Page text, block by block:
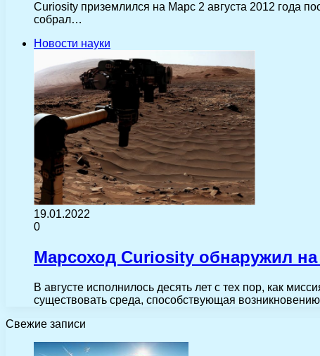
Curiosity приземлился на Марс 2 августа 2012 года
собрал…
Новости науки
19.01.2022
0
Марсоход Curiosity обнаружил
В августе исполнилось десять лет с тех пор, как
существовать среда, способствующая
Свежие записи